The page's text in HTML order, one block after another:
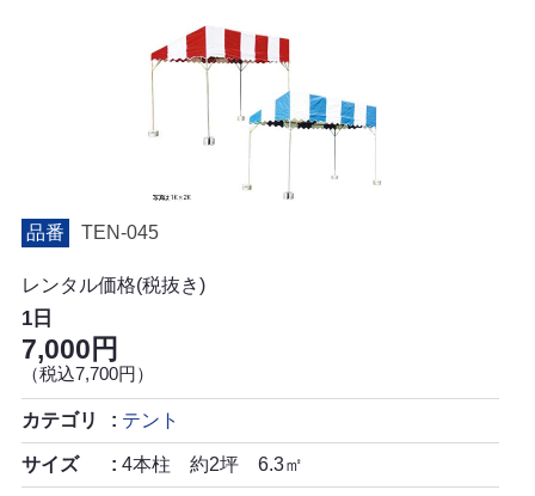
品番 TEN-045
レンタル価格(税抜き)
1日
7,000円
（税込7,700円）
カテゴリ テント
サイズ 4本柱 約2坪 6.3㎡